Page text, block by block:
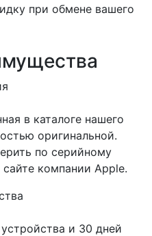
при обмене вашего
в каталоге нашего
оригинальной.
по серийному
компании Apple.
и 30 дней